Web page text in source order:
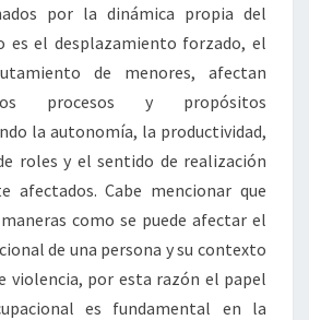
por la dinámica propia del
el desplazamiento forzado, el
de menores, afectan
procesos y propósitos
la autonomía, la productividad,
roles y el sentido de realización
afectados. Cabe mencionar que
como se puede afectar el
de una persona y su contexto
violencia, por esta razón el papel
es fundamental en la